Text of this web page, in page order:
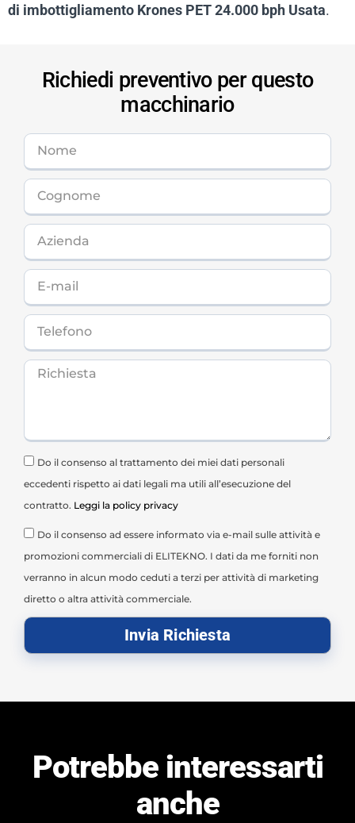
di imbottigliamento Krones PET 24.000 bph Usata.
Richiedi preventivo per questo
macchinario
Do il consenso al trattamento dei miei dati personali
eccedenti rispetto ai dati legali ma utili all’esecuzione del
contratto. Leggi la policy privacy
Do il consenso ad essere informato via e-mail sulle attività e
promozioni commerciali di ELITEKNO. I dati da me forniti non
verranno in alcun modo ceduti a terzi per attività di marketing
diretto o altra attività commerciale.
Invia Richiesta
Potrebbe interessarti
anche